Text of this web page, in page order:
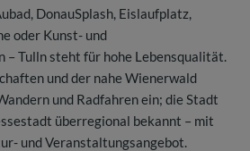
DonauSplash, Eislaufplatz,
oder Kunst- und
Tulln steht für hohe Lebensqualität.
und der nahe Wienerwald
und Radfahren ein; die Stadt
überregional bekannt – mit
und Veranstaltungsangebot.